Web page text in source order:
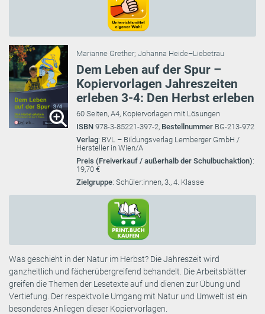
Marianne Grether; Johanna Heide–Liebetrau
Dem Leben auf der Spur –
Kopiervorlagen Jahreszeiten
erleben 3-4: Den Herbst erleben
60 Seiten, A4, Kopiervorlagen mit Lösungen
ISBN 978-3-85221-397-2, Bestellnummer BG-213-972
Verlag: BVL – Bildungsverlag Lemberger GmbH /
Hersteller in Wien/A
Preis (Freiverkauf / außerhalb der Schulbuchaktion):
19,70 €
Zielgruppe: Schüler:innen, 3., 4. Klasse
Was geschieht in der Natur im Herbst? Die Jahreszeit wird
ganzheitlich und fächerübergreifend behandelt. Die Arbeitsblätter
greifen die Themen der Lesetexte auf und dienen zur Übung und
Vertiefung. Der respektvolle Umgang mit Natur und Umwelt ist ein
besonderes Anliegen dieser Kopiervorlagen.